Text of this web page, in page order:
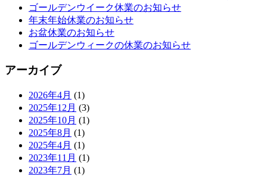
ゴールデンウイーク休業のお知らせ
年末年始休業のお知らせ
お盆休業のお知らせ
ゴールデンウィークの休業のお知らせ
アーカイブ
2026年4月 (1)
2025年12月 (3)
2025年10月 (1)
2025年8月 (1)
2025年4月 (1)
2023年11月 (1)
2023年7月 (1)